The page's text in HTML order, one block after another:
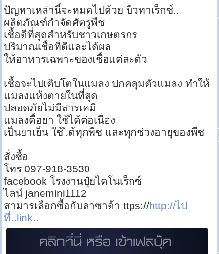
ปัญหาเหล่านี้จะหมดไปด้วย บิวทาเร็กซ์..
ผลิตภัณฑ์กำจัดศัตรูพืช
เชื้อดีที่สุดสำหรับชาวเกษตรกร
ปริมาณเชื้อที่ดีและได้ผล
ให้อาหารเฉพาะของเชื้อแต่ละตัว
เชื้อจะไปเติบโตในแมลง ปกคลุมตัวแมลง ทำให้
แมลงแห้งตายในที่สุด
ปลอดภัยไม่มีสารเคมี
แมลงดื้อยา ใช้ได้ต่อเนื่อง
เป็นยาเย็น ใช้ได้ทุกพืช และทุกช่วงอายุของพืช
สั่งซื้อ
โทร 097-918-3530
facebook โรงงานปุ๋ยไดโนเร็กซ์
ไลน์ janemini1112
สามารเลือกซื้อกับลาซาด้า ttps://http://ไป
ที่..link..